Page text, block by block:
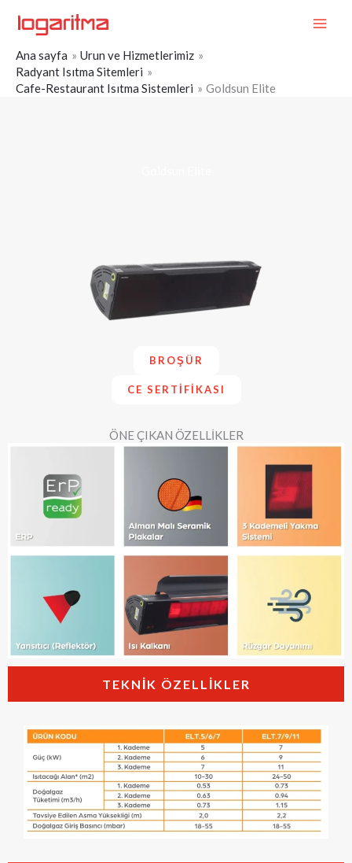
atla
Ana sayfa
Urun ve Hizmetlerimiz
Radyant Isıtma Sitemleri
Cafe-Restaurant Isıtma Sistemleri
Goldsun Elite
BROŞÜR
CE SERTIFIKASI
ÖNE ÇIKAN ÖZELLİKLER
TEKNIK ÖZELLIKLER